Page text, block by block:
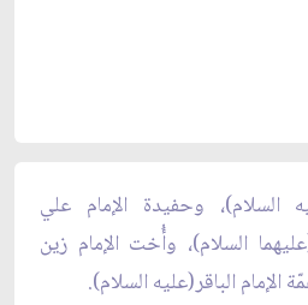
السلام)، وحفيدة الإمام علي
السلام)، وأُخت الإمام زين
الإمام الباقر(عليه السلام).